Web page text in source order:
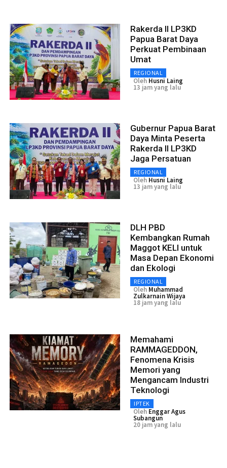
Rakerda II LP3KD
Papua Barat Daya
Perkuat Pembinaan
Umat
REGIONAL
Oleh Husni Laing
13 jam yang lalu
Gubernur Papua Barat
Daya Minta Peserta
Rakerda II LP3KD
Jaga Persatuan
REGIONAL
Oleh Husni Laing
13 jam yang lalu
DLH PBD
Kembangkan Rumah
Maggot KELI untuk
Masa Depan Ekonomi
dan Ekologi
REGIONAL
Oleh Muhammad
Zulkarnain Wijaya
18 jam yang lalu
Memahami
RAMMAGEDDON,
Fenomena Krisis
Memori yang
Mengancam Industri
Teknologi
IPTEK
Oleh Enggar Agus
Subangun
20 jam yang lalu